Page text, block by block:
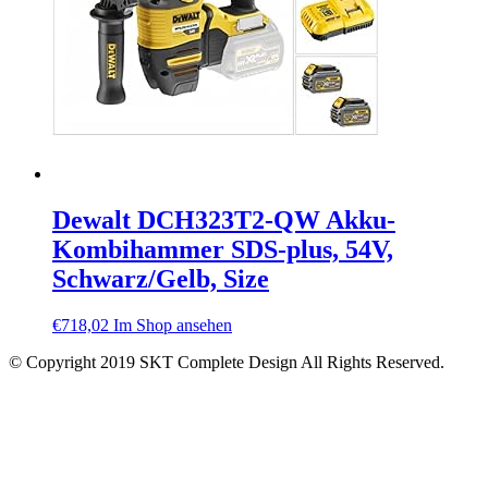
Dewalt DCH323T2-QW Akku-
Kombihammer SDS-plus, 54V,
Schwarz/Gelb, Size
€718,02 Im Shop ansehen
© Copyright 2019 SKT Complete Design All Rights Reserved.